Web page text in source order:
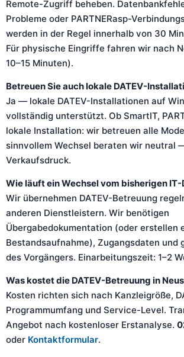
Remote-Zugriff beheben.
Probleme oder PARTNERasp-
werden in der Regel innerhalb von 30
Für physische Eingriffe fahren wir nach
10–15 Minuten).
Betreuen Sie auch lokale DATEV-
Ja — lokale DATEV-Installationen auf
vollständig unterstützt. Ob SmartIT,
lokale Installation: wir betreuen alle
sinnvollem Wechsel beraten wir neutral
Verkaufsdruck.
Wie läuft ein Wechsel vom bisherigen
Wir übernehmen DATEV-Betreuung
anderen Dienstleistern. Wir benötigen
Übergabedokumentation (oder erstellen
Bestandsaufnahme), Zugangsdaten und
des Vorgängers. Einarbeitungszeit: 1–2
Was kostet die DATEV-Betreuung in
Kosten richten sich nach Kanzleigröße,
Programmumfang und Service-Level.
Angebot nach kostenloser Erstanalyse.
oder Kontaktformular.